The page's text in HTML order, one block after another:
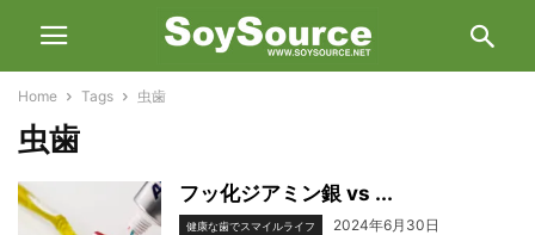
Home Tags 虫歯
虫歯
フッ化ジアミン銀 vs ...
健康な歯でスマイルライフ 2024年6月30日